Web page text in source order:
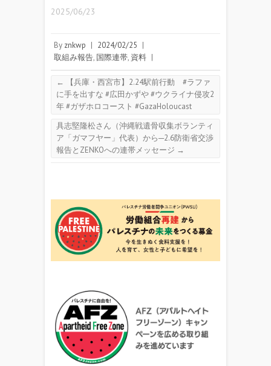
2025/06/23
By znkwp | 2024/02/25 |
取組み報告, 国際連帯, 資料 |
←
【兵庫・西宮市】2.24駅前行動 #ラファ
に手を出すな #広田かずや #ウクライナ侵攻2
年 #ガザホロコースト #GazaHoloucast
具志堅隆松さん（沖縄戦遺骨収集ボランティ
ア「ガマフヤー」代表）から─2.6防衛省交渉
報告とZENKOへの連帯メッセージ →